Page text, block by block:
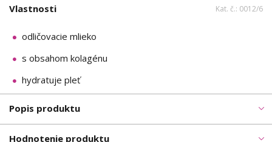
Vlastnosti Kat. č.: 0012/6
odličovacie mlieko
s obsahom kolagénu
hydratuje pleť
Popis produktu
Hodnotenie produktu